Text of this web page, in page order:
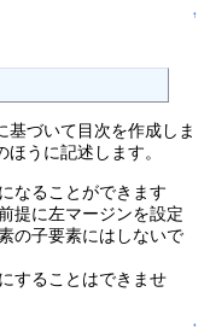
↑
づいて目次を作成しま
うに記述します。
なることができます
提に左マージンを設定
の子要素にはしないで
することはできませ